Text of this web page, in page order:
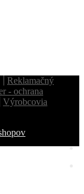
Reklamačný
- ochrana
Výrobcovia